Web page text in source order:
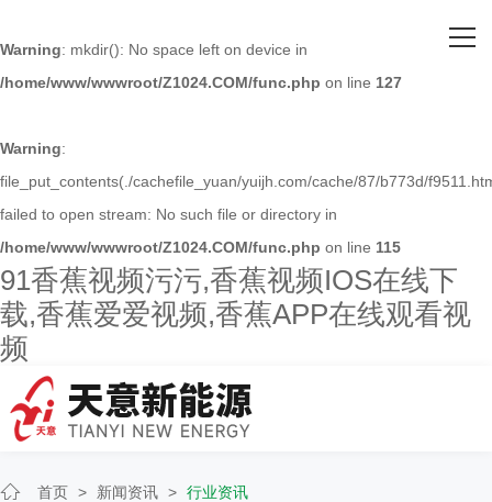
Warning: mkdir(): No space left on device in
/home/www/wwwroot/Z1024.COM/func.php on line 127
Warning:
file_put_contents(./cachefile_yuan/yuijh.com/cache/87/b773d/
failed to open stream: No such file or directory in
/home/www/wwwroot/Z1024.COM/func.php on line 115
91香蕉视频污污,香蕉视频IOS在线下
载,香蕉爱爱视频,香蕉APP在线观看视
频
关于91香蕉视频污污
主营产品
人才招聘
新闻资讯
联系91香蕉视频污污
首页 > 新闻资讯 > 行业资讯